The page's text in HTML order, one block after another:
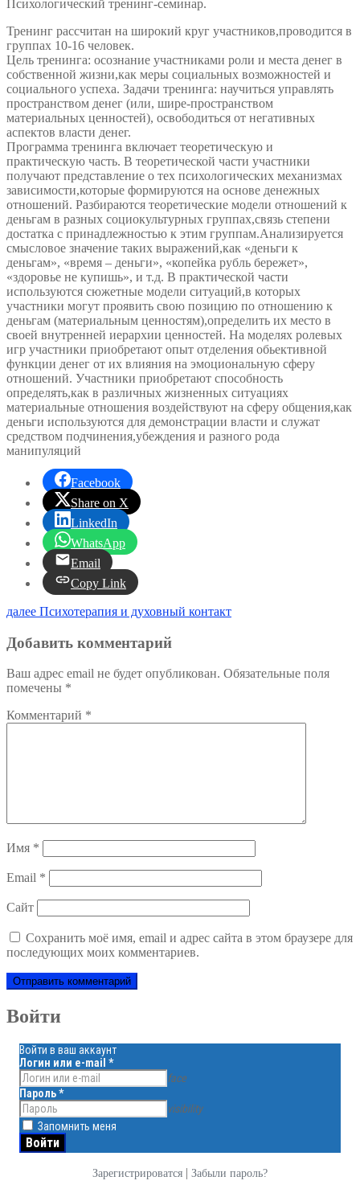
и
Психологический тренинг-семинар.
Тренинг рассчитан на широкий круг участников,проводится в
группах 10-16 человек.
Цель тренинга: осознание участниками роли и места денег в
собственной жизни,как меры социальных возможностей и
социального успеха. Задачи тренинга: научиться управлять
пространством денег (или, шире-пространством
материальных ценностей), освободиться от негативных
аспектов власти денег.
Программа тренинга включает теоретическую и
практическую часть. В теоретической части участники
получают представление о тех психологических механизмах
зависимости,которые формируются на основе денежных
отношений. Разбираются теоретические модели отношений к
деньгам в разных социокультурных группах,связь степени
достатка с принадлежностью к этим группам.Анализируется
смысловое значение таких выражений,как «деньги к
деньгам», «время – деньги», «копейка рубль бережет»,
«здоровье не купишь», и т.д. В практической части
используются сюжетные модели ситуаций,в которых
участники могут проявить свою позицию по отношению к
деньгам (материальным ценностям),определить их место в
своей внутренней иерархии ценностей. На моделях ролевых
игр участники приобретают опыт отделения обьективной
функции денег от их влияния на эмоциональную сферу
отношений. Участники приобретают способность
определять,как в различных жизненных ситуациях
материальные отношения воздействуют на сферу общения,как
деньги используются для демонстрации власти и служат
средством подчинения,убеждения и разного рода
манипуляций
Facebook
Share on X
LinkedIn
WhatsApp
Email
Copy Link
Навигация
по
записям
далее Следующая
Психотерапия и духовный контакт
Добавить комментарий
Ваш адрес email не будет опубликован. Обязательные поля
помечены *
Комментарий *
Имя *
Email *
Сайт
Сохранить моё имя, email и адрес сайта в этом браузере для
последующих моих комментариев.
Войти
Войти в ваш аккаунт
Логин или e-mail *
face
Пароль*
visibility
Запомнить меня
Зарегистрироватся | Забыли пароль?